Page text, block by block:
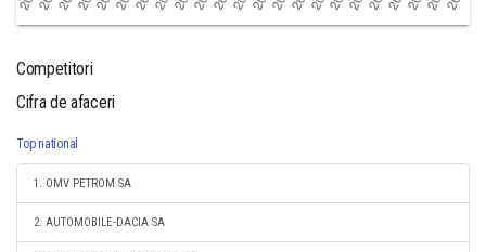
Competitori
Cifra de afaceri
Top national
1. OMV PETROM SA
2. AUTOMOBILE-DACIA SA